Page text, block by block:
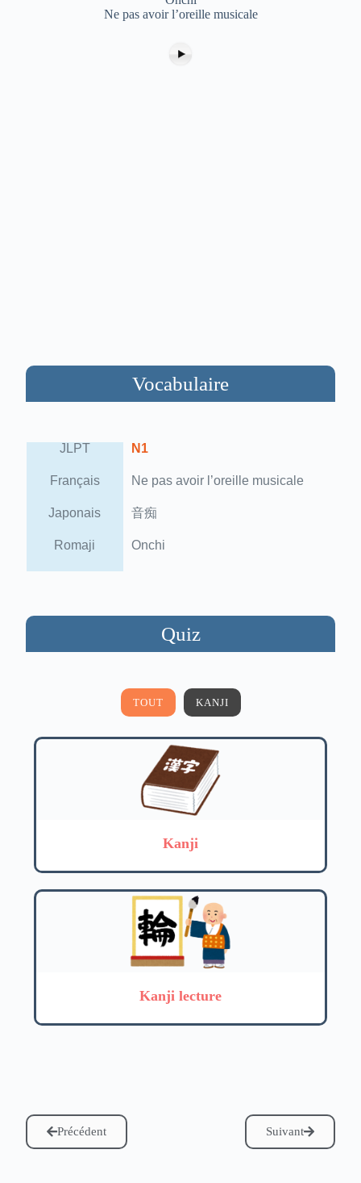
Ne pas avoir l’oreille musicale
Vocabulaire
JLPT N1
Français Ne pas avoir l’oreille musicale
Japonais 音痴
Romaji Onchi
Quiz
TOUT KANJI
Kanji
Kanji lecture
Précédent Suivant